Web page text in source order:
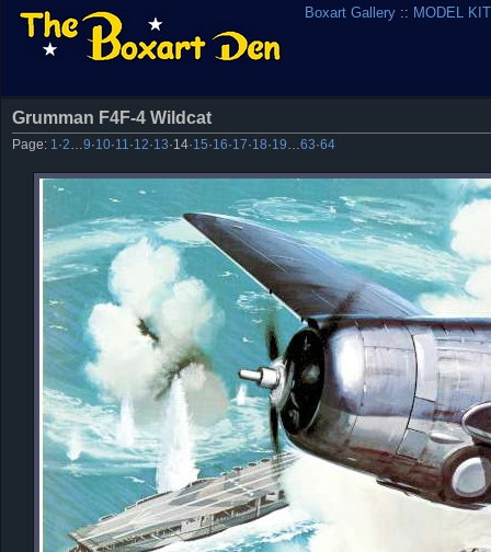
Boxart Gallery :: MODEL
Grumman F4F-4 Wildcat
Page: 1 ·2 9·10·11 ·12·13·14·15·16·17·18·19 63·64